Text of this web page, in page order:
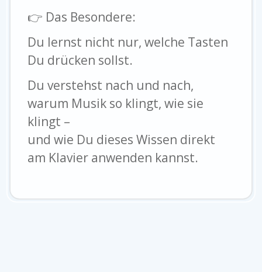
👉 Das Besondere:
Du lernst nicht nur, welche Tasten
Du drücken sollst.
Du verstehst nach und nach,
warum Musik so klingt, wie sie
klingt –
und wie Du dieses Wissen direkt
am Klavier anwenden kannst.